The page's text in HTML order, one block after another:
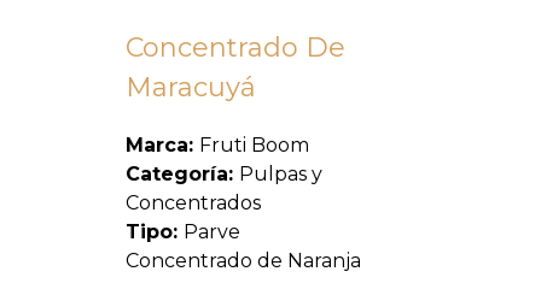
Concentrado De
Maracuyá
Marca: Fruti Boom
Categoría: Pulpas y
Concentrados
Tipo: Parve
Concentrado de Naranja